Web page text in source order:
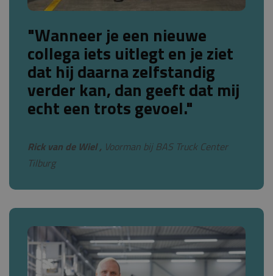
"Wanneer je een nieuwe
collega iets uitlegt en je ziet
dat hij daarna zelfstandig
verder kan, dan geeft dat mij
echt een trots gevoel."
Rick van de Wiel , Voorman bij BAS Truck Center
Tilburg